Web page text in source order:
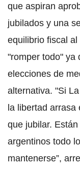
que aspiran
jubilados y una
equilibrio fiscal
"romper todo" ya
elecciones de
alternativa. "Si
la libertad arrasa
que jubilar.
argentinos todo
mantenerse”,